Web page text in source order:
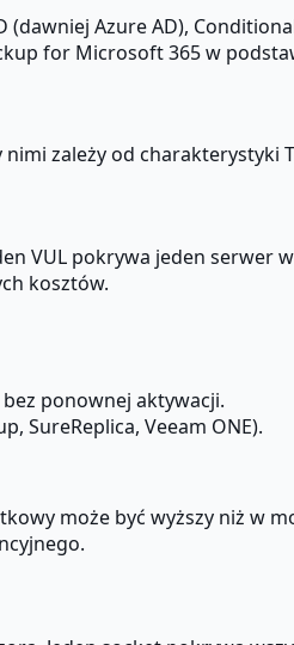
Azure AD),
for Microsoft 365 w
zależy od
VUL pokrywa jeden
kosztów.
ponownej aktywacji.
SureReplica, Veeam ONE).
może być wyższy niż w